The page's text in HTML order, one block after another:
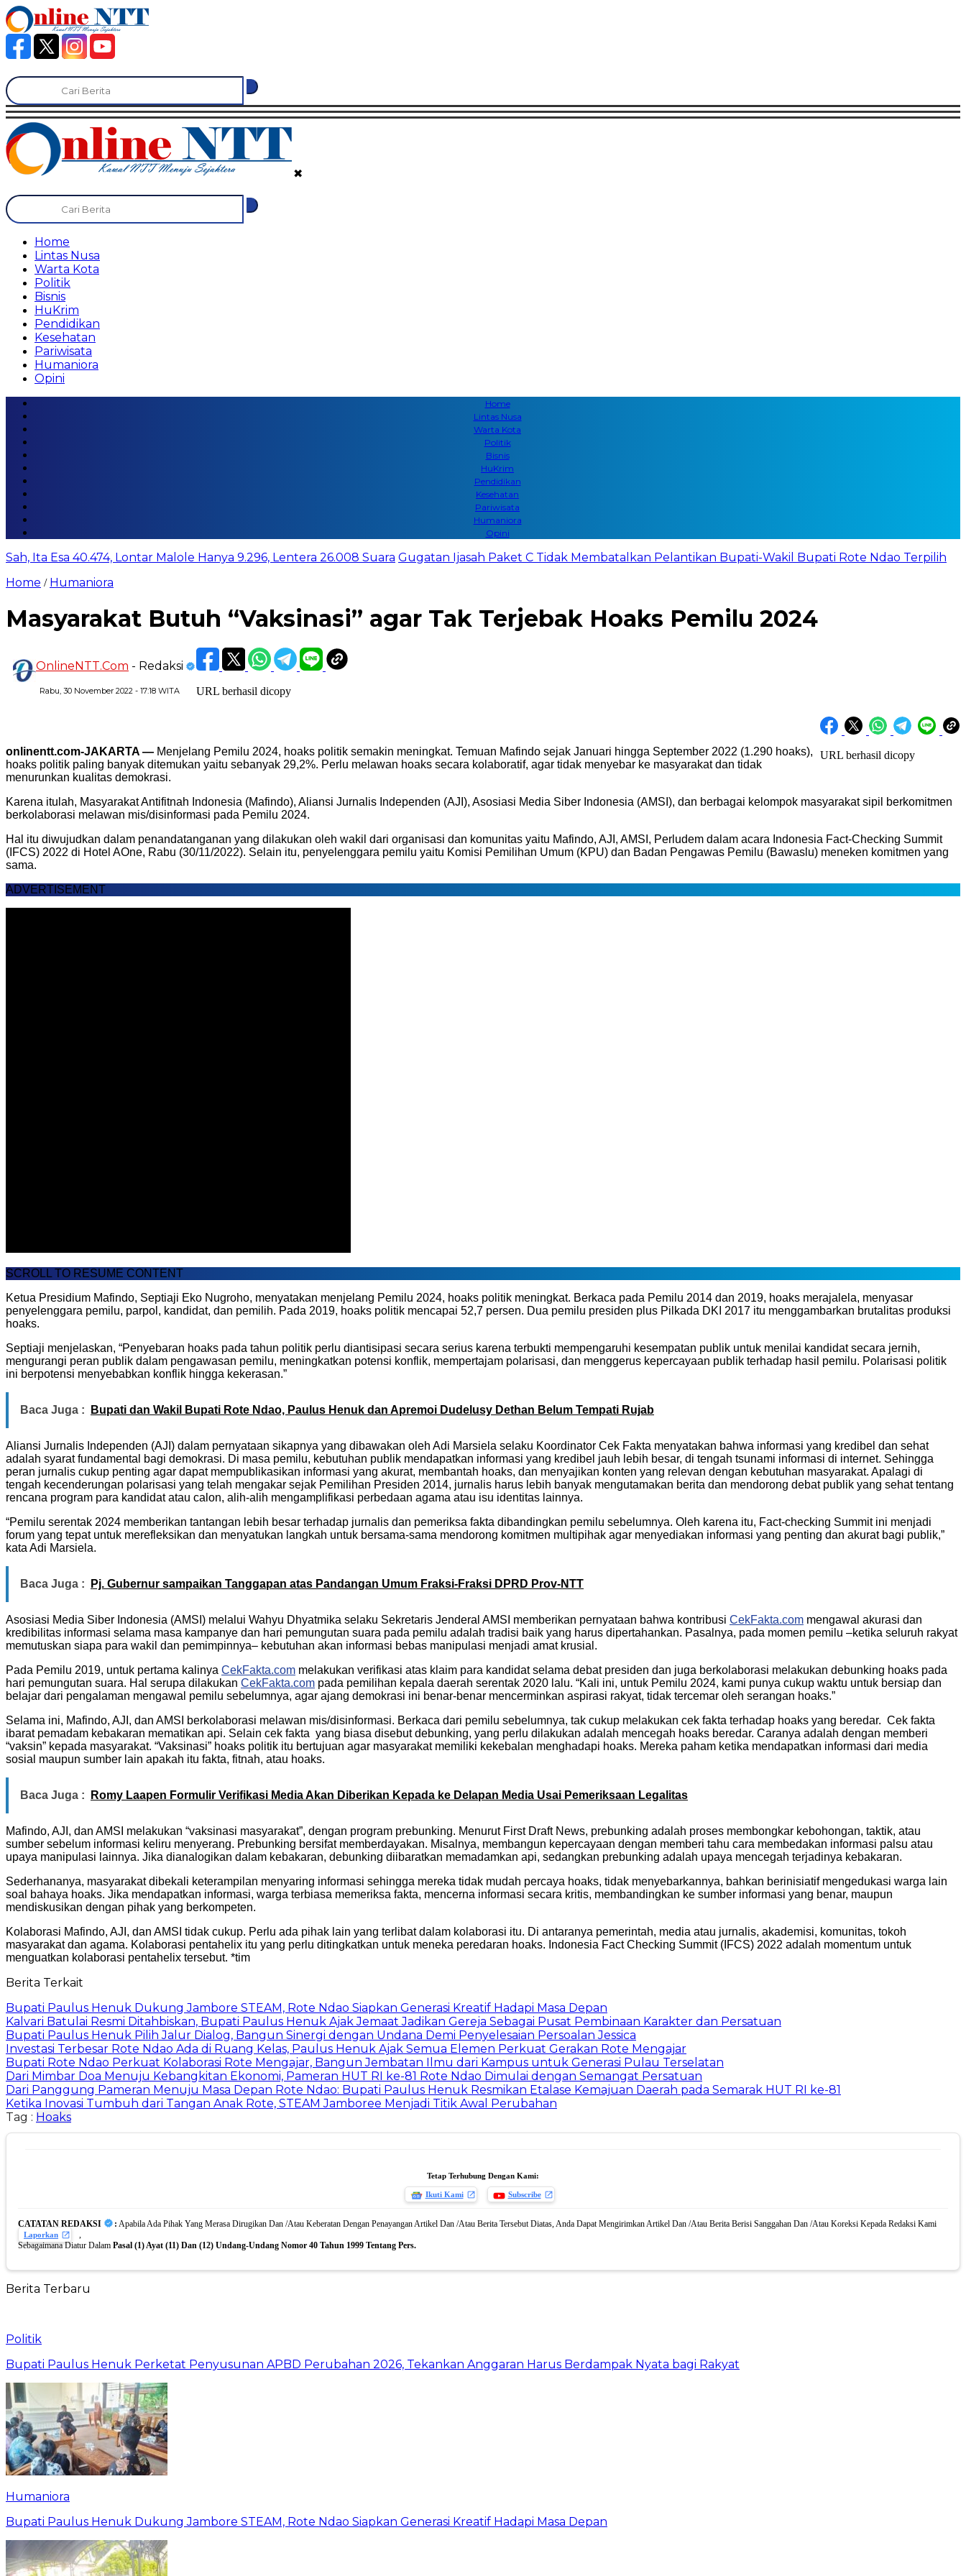
✖
Home
Lintas Nusa
Warta Kota
Politik
Bisnis
HuKrim
Pendidikan
Kesehatan
Pariwisata
Humaniora
Opini
Home
Lintas Nusa
Warta Kota
Politik
Bisnis
HuKrim
Pendidikan
Kesehatan
Pariwisata
Humaniora
Opini
Sah, Ita Esa 40.474, Lontar Malole Hanya 9.296, Lentera 26.008 Suara Gugatan Ijasah Paket C Tidak Membatalkan Pelantikan Bupati-Wakil Bupati Rote Ndao Terpilih
Home / Humaniora
Masyarakat Butuh “Vaksinasi” agar Tak Terjebak Hoaks Pemilu 2024
OnlineNTT.Com - Redaksi
Rabu, 30 November 2022 - 17:18 WITA URL berhasil dicopy
URL berhasil dicopy
onlinentt.com-JAKARTA — Menjelang Pemilu 2024, hoaks politik semakin meningkat. Temuan Mafindo sejak Januari hingga September 2022 (1.290 hoaks),
hoaks politik paling banyak ditemukan yaitu sebanyak 29,2%. Perlu melawan hoaks secara kolaboratif, agar tidak menyebar ke masyarakat dan tidak
menurunkan kualitas demokrasi.
Karena itulah, Masyarakat Antifitnah Indonesia (Mafindo), Aliansi Jurnalis Independen (AJI), Asosiasi Media Siber Indonesia (AMSI), dan berbagai kelompok masyarakat sipil berkomitmen
berkolaborasi melawan mis/disinformasi pada Pemilu 2024.
Hal itu diwujudkan dalam penandatanganan yang dilakukan oleh wakil dari organisasi dan komunitas yaitu Mafindo, AJI, AMSI, Perludem dalam acara Indonesia Fact-Checking Summit
(IFCS) 2022 di Hotel AOne, Rabu (30/11/2022). Selain itu, penyelenggara pemilu yaitu Komisi Pemilihan Umum (KPU) dan Badan Pengawas Pemilu (Bawaslu) meneken komitmen yang
sama.
ADVERTISEMENT
SCROLL TO RESUME CONTENT
Ketua Presidium Mafindo, Septiaji Eko Nugroho, menyatakan menjelang Pemilu 2024, hoaks politik meningkat. Berkaca pada Pemilu 2014 dan 2019, hoaks merajalela, menyasar
penyelenggara pemilu, parpol, kandidat, dan pemilih. Pada 2019, hoaks politik mencapai 52,7 persen. Dua pemilu presiden plus Pilkada DKI 2017 itu menggambarkan brutalitas produksi
hoaks.
Septiaji menjelaskan, “Penyebaran hoaks pada tahun politik perlu diantisipasi secara serius karena terbukti mempengaruhi kesempatan publik untuk menilai kandidat secara jernih,
mengurangi peran publik dalam pengawasan pemilu, meningkatkan potensi konflik, mempertajam polarisasi, dan menggerus kepercayaan publik terhadap hasil pemilu. Polarisasi politik
ini berpotensi menyebabkan konflik hingga kekerasan.”
Baca Juga : Bupati dan Wakil Bupati Rote Ndao, Paulus Henuk dan Apremoi Dudelusy Dethan Belum Tempati Rujab
Aliansi Jurnalis Independen (AJI) dalam pernyataan sikapnya yang dibawakan oleh Adi Marsiela selaku Koordinator Cek Fakta menyatakan bahwa informasi yang kredibel dan sehat
adalah syarat fundamental bagi demokrasi. Di masa pemilu, kebutuhan publik mendapatkan informasi yang kredibel jauh lebih besar, di tengah tsunami informasi di internet. Sehingga
peran jurnalis cukup penting agar dapat mempublikasikan informasi yang akurat, membantah hoaks, dan menyajikan konten yang relevan dengan kebutuhan masyarakat. Apalagi di
tengah kecenderungan polarisasi yang telah mengakar sejak Pemilihan Presiden 2014, jurnalis harus lebih banyak mengutamakan berita dan mendorong debat publik yang sehat tentang
rencana program para kandidat atau calon, alih-alih mengamplifikasi perbedaan agama atau isu identitas lainnya.
“Pemilu serentak 2024 memberikan tantangan lebih besar terhadap jurnalis dan pemeriksa fakta dibandingkan pemilu sebelumnya. Oleh karena itu, Fact-checking Summit ini menjadi
forum yang tepat untuk merefleksikan dan menyatukan langkah untuk bersama-sama mendorong komitmen multipihak agar menyediakan informasi yang penting dan akurat bagi publik,”
kata Adi Marsiela.
Baca Juga : Pj. Gubernur sampaikan Tanggapan atas Pandangan Umum Fraksi-Fraksi DPRD Prov-NTT
Asosiasi Media Siber Indonesia (AMSI) melalui Wahyu Dhyatmika selaku Sekretaris Jenderal AMSI memberikan pernyataan bahwa kontribusi CekFakta.com mengawal akurasi dan
kredibilitas informasi selama masa kampanye dan hari pemungutan suara pada pemilu adalah tradisi baik yang harus dipertahankan. Pasalnya, pada momen pemilu –ketika seluruh rakyat
memutuskan siapa para wakil dan pemimpinnya– kebutuhan akan informasi bebas manipulasi menjadi amat krusial.
Pada Pemilu 2019, untuk pertama kalinya CekFakta.com melakukan verifikasi atas klaim para kandidat selama debat presiden dan juga berkolaborasi melakukan debunking hoaks pada
hari pemungutan suara. Hal serupa dilakukan CekFakta.com pada pemilihan kepala daerah serentak 2020 lalu. “Kali ini, untuk Pemilu 2024, kami punya cukup waktu untuk bersiap dan
belajar dari pengalaman mengawal pemilu sebelumnya, agar ajang demokrasi ini benar-benar mencerminkan aspirasi rakyat, tidak tercemar oleh serangan hoaks.”
Selama ini, Mafindo, AJI, dan AMSI berkolaborasi melawan mis/disinformasi. Berkaca dari pemilu sebelumnya, tak cukup melakukan cek fakta terhadap hoaks yang beredar. Cek fakta
ibarat pemadam kebakaran mematikan api. Selain cek fakta yang biasa disebut debunking, yang perlu dilakukan adalah mencegah hoaks beredar. Caranya adalah dengan memberi
“vaksin” kepada masyarakat. “Vaksinasi” hoaks politik itu bertujuan agar masyarakat memiliki kekebalan menghadapi hoaks. Mereka paham ketika mendapatkan informasi dari media
sosial maupun sumber lain apakah itu fakta, fitnah, atau hoaks.
Baca Juga : Romy Laapen Formulir Verifikasi Media Akan Diberikan Kepada ke Delapan Media Usai Pemeriksaan Legalitas
Mafindo, AJI, dan AMSI melakukan “vaksinasi masyarakat”, dengan program prebunking. Menurut First Draft News, prebunking adalah proses membongkar kebohongan, taktik, atau
sumber sebelum informasi keliru menyerang. Prebunking bersifat memberdayakan. Misalnya, membangun kepercayaan dengan memberi tahu cara membedakan informasi palsu atau
upaya manipulasi lainnya. Jika dianalogikan dalam kebakaran, debunking diibaratkan memadamkan api, sedangkan prebunking adalah upaya mencegah terjadinya kebakaran.
Sederhananya, masyarakat dibekali keterampilan menyaring informasi sehingga mereka tidak mudah percaya hoaks, tidak menyebarkannya, bahkan berinisiatif mengedukasi warga lain
soal bahaya hoaks. Jika mendapatkan informasi, warga terbiasa memeriksa fakta, mencerna informasi secara kritis, membandingkan ke sumber informasi yang benar, maupun
mendiskusikan dengan pihak yang berkompeten.
Kolaborasi Mafindo, AJI, dan AMSI tidak cukup. Perlu ada pihak lain yang terlibat dalam kolaborasi itu. Di antaranya pemerintah, media atau jurnalis, akademisi, komunitas, tokoh
masyarakat dan agama. Kolaborasi pentahelix itu yang perlu ditingkatkan untuk meneka peredaran hoaks. Indonesia Fact Checking Summit (IFCS) 2022 adalah momentum untuk
menguatkan kolaborasi pentahelix tersebut. *tim
Berita Terkait
Bupati Paulus Henuk Dukung Jambore STEAM, Rote Ndao Siapkan Generasi Kreatif Hadapi Masa Depan
Kalvari Batulai Resmi Ditahbiskan, Bupati Paulus Henuk Ajak Jemaat Jadikan Gereja Sebagai Pusat Pembinaan Karakter dan Persatuan
Bupati Paulus Henuk Pilih Jalur Dialog, Bangun Sinergi dengan Undana Demi Penyelesaian Persoalan Jessica
Investasi Terbesar Rote Ndao Ada di Ruang Kelas, Paulus Henuk Ajak Semua Elemen Perkuat Gerakan Rote Mengajar
Bupati Rote Ndao Perkuat Kolaborasi Rote Mengajar, Bangun Jembatan Ilmu dari Kampus untuk Generasi Pulau Terselatan
Dari Mimbar Doa Menuju Kebangkitan Ekonomi, Pameran HUT RI ke-81 Rote Ndao Dimulai dengan Semangat Persatuan
Dari Panggung Pameran Menuju Masa Depan Rote Ndao: Bupati Paulus Henuk Resmikan Etalase Kemajuan Daerah pada Semarak HUT RI ke-81
Ketika Inovasi Tumbuh dari Tangan Anak Rote, STEAM Jamboree Menjadi Titik Awal Perubahan
Tag : Hoaks
Tetap Terhubung Dengan Kami:
Ikuti Kami Subscribe
CATATAN REDAKSI : Apabila Ada Pihak Yang Merasa Dirugikan Dan /Atau Keberatan Dengan Penayangan Artikel Dan /Atau Berita Tersebut Diatas, Anda Dapat Mengirimkan Artikel Dan /Atau Berita Berisi Sanggahan Dan /Atau Koreksi Kepada Redaksi Kami
Laporkan
,
Sebagaimana Diatur Dalam Pasal (1) Ayat (11) Dan (12) Undang-Undang Nomor 40 Tahun 1999 Tentang Pers.
Berita Terbaru
Politik
Bupati Paulus Henuk Perketat Penyusunan APBD Perubahan 2026, Tekankan Anggaran Harus Berdampak Nyata bagi Rakyat
Humaniora
Bupati Paulus Henuk Dukung Jambore STEAM, Rote Ndao Siapkan Generasi Kreatif Hadapi Masa Depan